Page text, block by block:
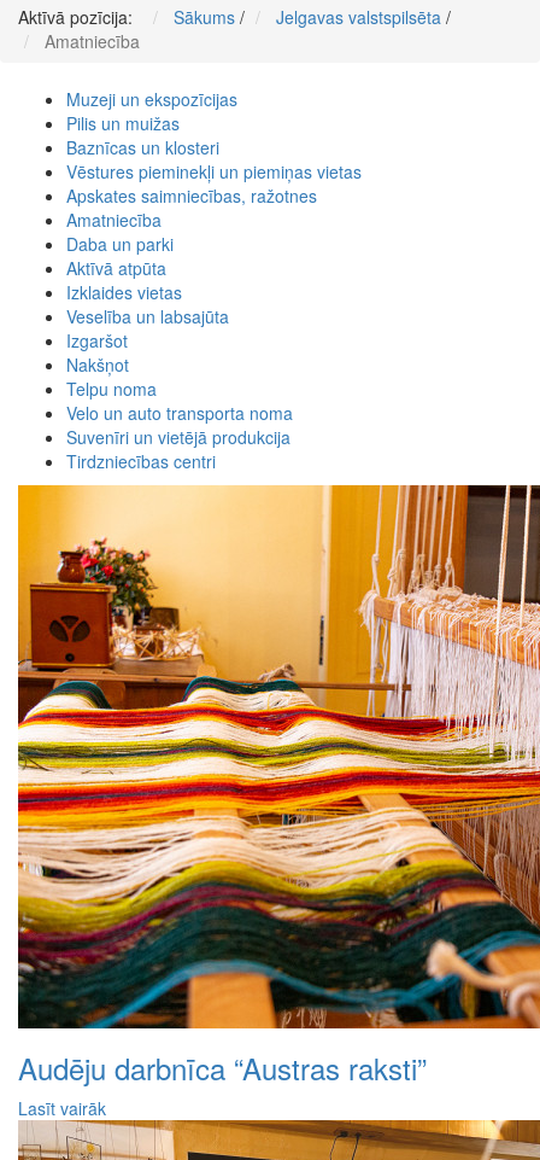
Aktīvā pozīcija:
Sākums / Jelgavas valstspilsēta /
Amatniecība
Muzeji un ekspozīcijas
Pilis un muižas
Baznīcas un klosteri
Vēstures pieminekļi un piemiņas vietas
Apskates saimniecības, ražotnes
Amatniecība
Daba un parki
Aktīvā atpūta
Izklaides vietas
Veselība un labsajūta
Izgaršot
Nakšņot
Telpu noma
Velo un auto transporta noma
Suvenīri un vietējā produkcija
Tirdzniecības centri
Audēju darbnīca “Austras raksti”
Lasīt vairāk